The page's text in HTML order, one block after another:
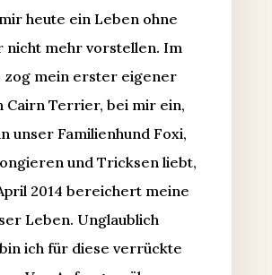
heute ein Leben ohne
nicht mehr vorstellen. Im
zog mein erster eigener
Cairn Terrier, bei mir ein,
unser Familienhund Foxi,
und Tricksen liebt,
2014 bereichert meine
Leben. Unglaublich
ich für diese verrückte